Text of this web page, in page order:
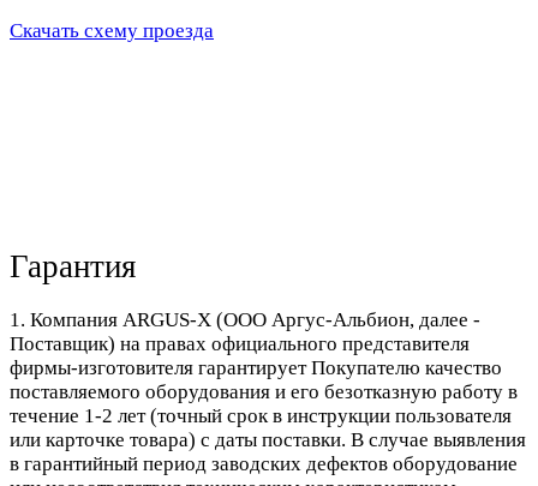
Скачать схему проезда
Гарантия
1. Компания ARGUS-X (ООО Аргус-Альбион, далее -
Поставщик) на правах официального представителя
фирмы-изготовителя гарантирует Покупателю качество
поставляемого оборудования и его безотказную работу в
течение 1-2 лет (точный срок в инструкции пользователя
или карточке товара) с даты поставки. В случае выявления
в гарантийный период заводских дефектов оборудование